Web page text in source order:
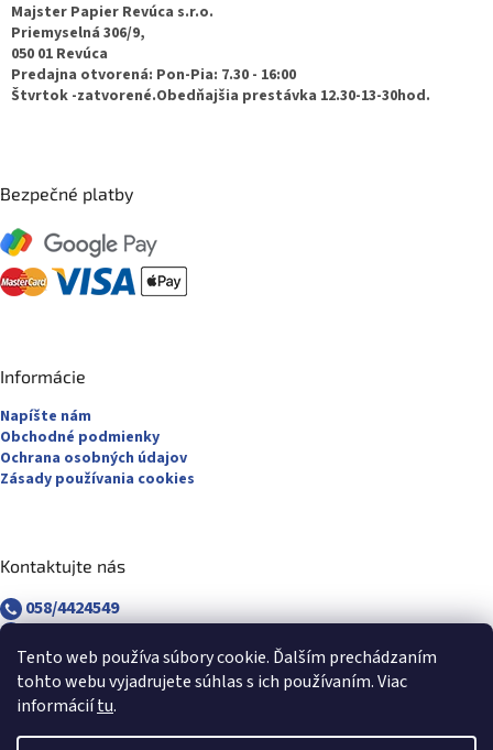
Tento web používa súbory cookie. Ďalším prechádzaním
tohto webu vyjadrujete súhlas s ich používaním. Viac
informáciítu.
Majster Papier Revúca s.r.o.
Priemyselná 306/9,
050 01 Revúca
Predajna otvorená: Pon-Pia: 7.30 - 16:00
Štvrtok -zatvorené.Obedňajšia prestávka 12.30-13-30hod.
Bezpečné platby
Informácie
Napíšte nám
Obchodné podmienky
Ochrana osobných údajov
Zásady používania cookies
Kontaktujte nás
058/4424549
revuca@majsterpapier.sk